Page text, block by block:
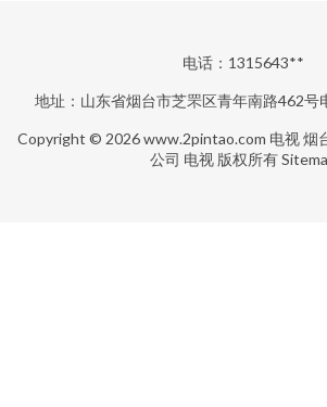
电话：1315643**
地址：山东省烟台市芝罘区青年南路462号
Copyright © 2026www.2pintao.com 电视 烟
公司 电视 版权所有